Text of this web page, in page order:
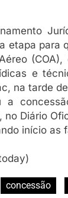
etapa para
e
na tarde
a
no Diário
início as
concessão